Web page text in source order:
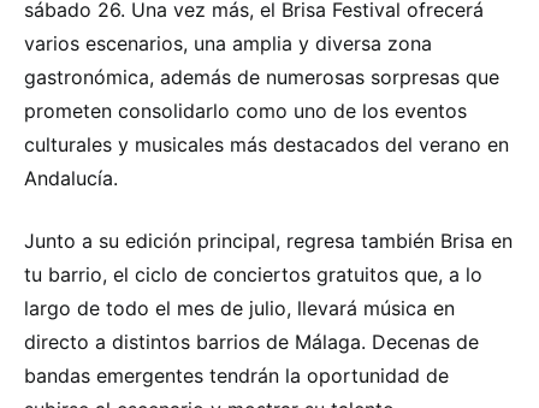
sábado 26. Una vez más, el Brisa Festival ofrecerá
varios escenarios, una amplia y diversa zona
gastronómica, además de numerosas sorpresas que
prometen consolidarlo como uno de los eventos
culturales y musicales más destacados del verano en
Andalucía.
Junto a su edición principal, regresa también Brisa en
tu barrio, el ciclo de conciertos gratuitos que, a lo
largo de todo el mes de julio, llevará música en
directo a distintos barrios de Málaga. Decenas de
bandas emergentes tendrán la oportunidad de